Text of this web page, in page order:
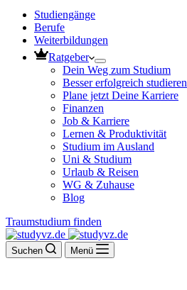
Studiengänge
Berufe
Weiterbildungen
Ratgeber
Dein Weg zum Studium
Besser erfolgreich studieren
Plane jetzt Deine Karriere
Finanzen
Job & Karriere
Lernen & Produktivität
Studium im Ausland
Uni & Studium
Urlaub & Reisen
WG & Zuhause
Blog
Traumstudium finden
Suchen Menü